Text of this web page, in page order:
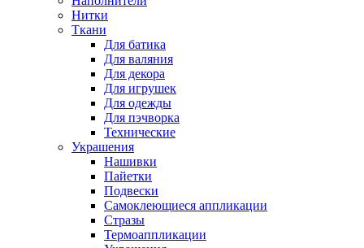
Нитки
Ткани
Для батика
Для валяния
Для декора
Для игрушек
Для одежды
Для пэчворка
Технические
Украшения
Нашивки
Пайетки
Подвески
Самоклеющиеся аппликации
Стразы
Термоаппликации